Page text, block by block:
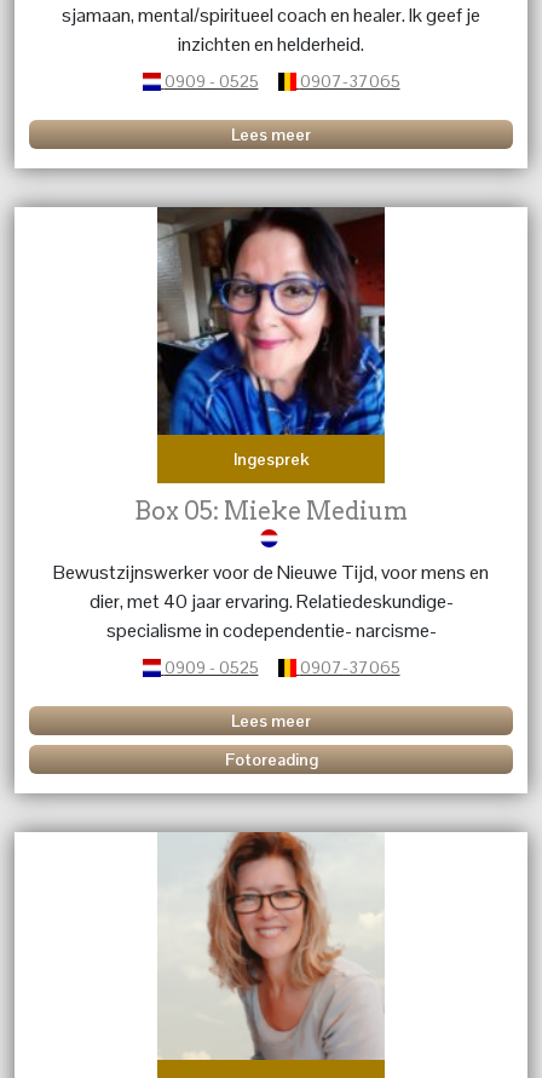
sjamaan, mental/spiritueel coach en healer. Ik geef je
inzichten en helderheid.
0909 - 0525 0907-37065
Lees meer
Ingesprek
Box 05: Mieke Medium
Bewustzijnswerker voor de Nieuwe Tijd, voor mens en
dier, met 40 jaar ervaring. Relatiedeskundige-
specialisme in codependentie- narcisme-
hechtingsvragen. Astro updates- inzicht geeft uitzicht.
0909 - 0525 0907-37065
Lees meer
Fotoreading